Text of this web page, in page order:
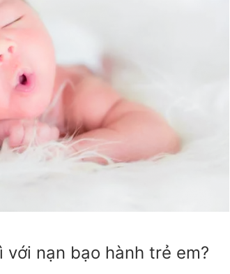
nạn bạo hành trẻ em?